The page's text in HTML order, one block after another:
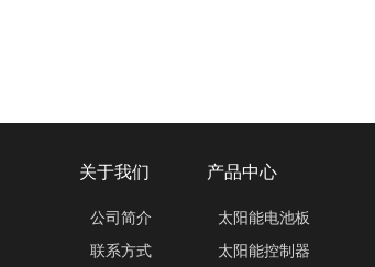
关于我们
公司简介
联系方式
产品中心
太阳能电池板
太阳能控制器